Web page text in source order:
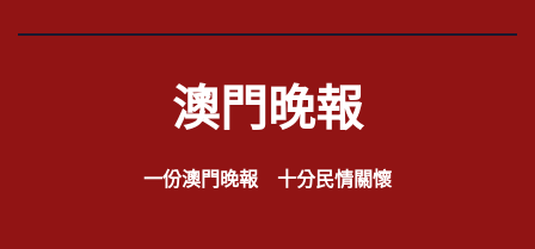
澳門晚報
一份澳門晚報 十分民情關懷